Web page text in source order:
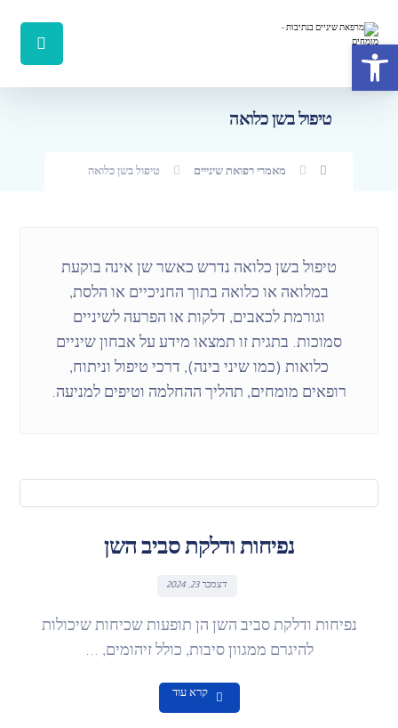
טיפול בשן כלואה
מאמרי רפואת שינייים טיפול בשן כלואה
טיפול בשן כלואה נדרש כאשר שן אינה בוקעת
במלואה או כלואה בתוך החניכיים או הלסת,
וגורמת לכאבים, דלקות או הפרעה לשיניים
סמוכות. בתגית זו תמצאו מידע על אבחון שיניים
כלואות (כמו שיני בינה), דרכי טיפול וניתוח,
רופאים מומחים, תהליך ההחלמה וטיפים למניעה.
נפיחות ודלקת סביב השן
דצמבר 23, 2024
נפיחות ודלקת סביב השן הן תופעות שכיחות שיכולות
להיגרם ממגוון סיבות, כולל זיהומים, ...
קרא עוד
פתח סרגל נגישות